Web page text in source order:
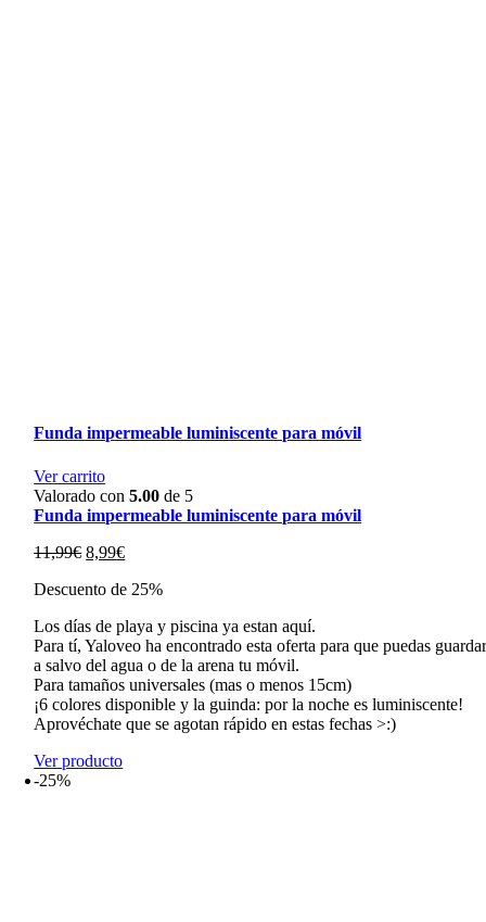
Funda impermeable luminiscente para móvil
Ver carrito
Valorado con5.00 de 5
Funda impermeable luminiscente para móvil
11,99€ El
original
11,99€.
8,99€El
actual
8,99€.
Descuento de 25%
Los días de playa y piscina ya estan aquí.
Para tí, Yaloveo ha encontrado esta oferta para que puedas
a salvo del agua o de la arena tu móvil.
Para tamaños universales (mas o menos 15cm)
¡6 colores disponible y la guinda: por la noche es luminiscente!
Aprovéchate que se agotan rápido en estas fechas >:)
Ver producto
-25%